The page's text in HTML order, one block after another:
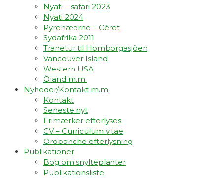
Nyati – safari 2023
Nyati 2024
Pyrenæerne – Céret
Sydafrika 2011
Tranetur til Hornborgasjöen
Vancouver Island
Western USA
Öland m.m.
Nyheder/Kontakt m.m.
Kontakt
Seneste nyt
Frimærker efterlyses
CV – Curriculum vitae
Orobanche efterlysning
Publikationer
Bog om snylteplanter
Publikationsliste